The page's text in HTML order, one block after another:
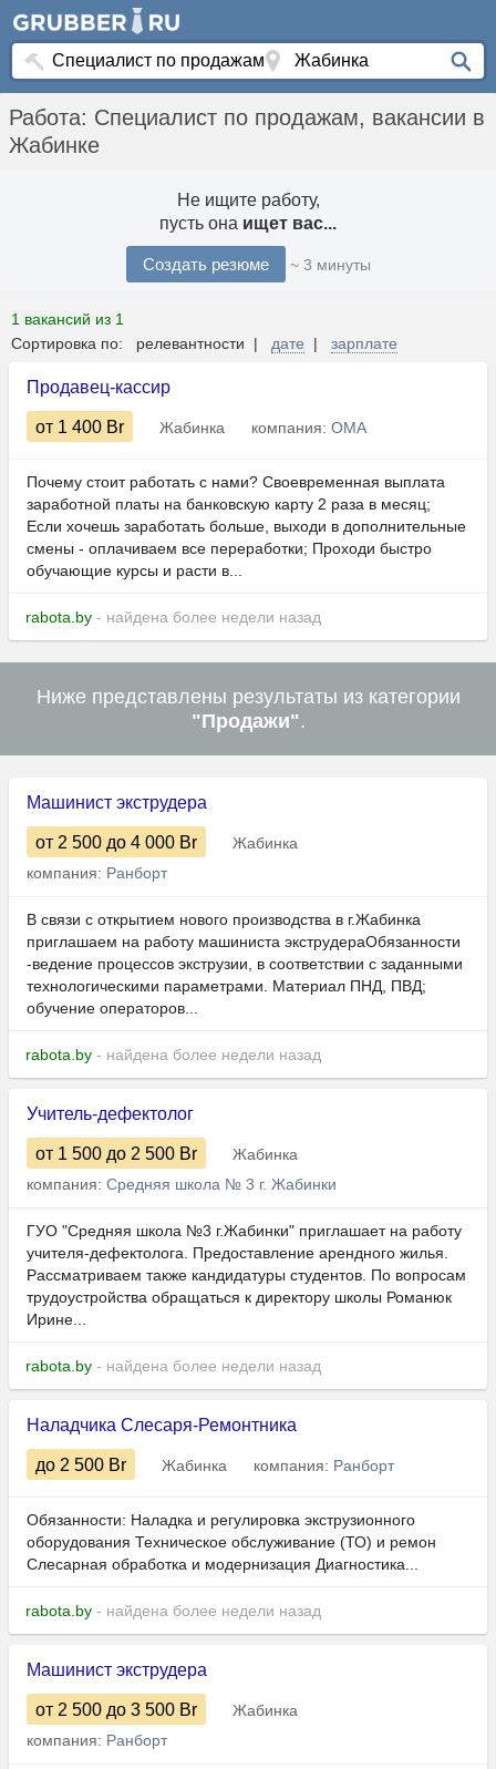
Работа: Специалист по продажам, вакансии в
Жабинке
Не ищите работу,
пусть она ищет вас...
Создать резюме ~ 3 минуты
1 вакансий из 1
Сортировка по: релевантности | дате | зарплате
Продавец-кассир
от 1 400 Br Жабинка компания: ОМА
Почему стоит работать с нами? Своевременная выплата
заработной платы на банковскую карту 2 раза в месяц;
Если хочешь заработать больше, выходи в дополнительные
смены - оплачиваем все переработки; Проходи быстро
обучающие курсы и расти в...
rabota.by - найдена более недели назад
Ниже представлены результаты из категории
"Продажи".
Машинист экструдера
от 2 500 до 4 000 Br
Жабинка
компания: Ранборт
В связи с открытием нового производства в г.Жабинка
приглашаем на работу машиниста экструдераОбязанности
-ведение процессов экструзии, в соответствии с заданными
технологическими параметрами. Материал ПНД, ПВД;
обучение операторов...
rabota.by - найдена более недели назад
Учитель-дефектолог
от 1 500 до 2 500 Br
Жабинка
компания: Средняя школа № 3 г. Жабинки
ГУО "Средняя школа №3 г.Жабинки" приглашает на работу
учителя-дефектолога. Предоставление арендного жилья.
Рассматриваем также кандидатуры студентов. По вопросам
трудоустройства обращаться к директору школы Романюк
Ирине...
rabota.by - найдена более недели назад
Наладчика Слесаря-Ремонтника
до 2 500 Br Жабинка компания: Ранборт
Обязанности: Наладка и регулировка экструзионного
оборудования Техническое обслуживание (ТО) и ремон
Слесарная обработка и модернизация Диагностика...
rabota.by - найдена более недели назад
Машинист экструдера
от 2 500 до 3 500 Br
Жабинка
компания: Ранборт